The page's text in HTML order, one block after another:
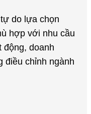
do lựa chọn
hợp với nhu cầu
động, doanh
điều chỉnh ngành